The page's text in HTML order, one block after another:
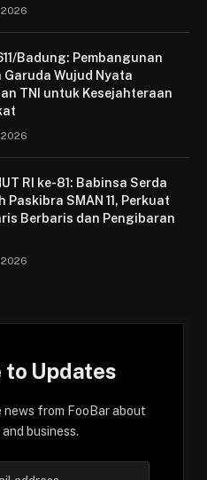
Badung: Pembangunan
Garuda Wujud Nyata
TNI untuk Kesejahteraan
RI ke-81: Babinsa Serda
Paskibra SMAN 11, Perkuat
Berbaris dan Pengibaran
to Updates
from FooBar about
business.